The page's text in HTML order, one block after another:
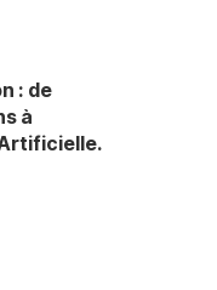
: de
à